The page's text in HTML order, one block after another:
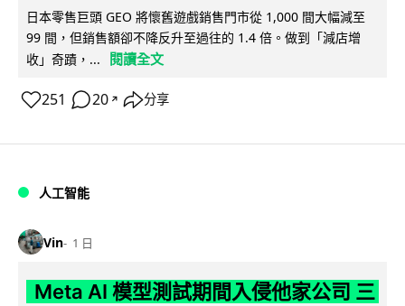
日本零售巨頭 GEO 將懷舊遊戲銷售門市從 1,000 間大幅減至
99 間，但銷售額卻不降反升至過往的 1.4 倍。做到「減店增
收」奇蹟，...
閱讀全文
251 20 ↗ 分享
人工智能
Vin 1 日
Meta AI 模型測試期間入侵他家公司 三